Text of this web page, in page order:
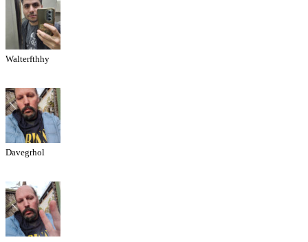
Walterfthhy
Davegrhol